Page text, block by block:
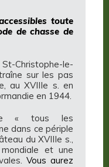
toute
de chasse de
Christophe-le-
sur les pas
au XVIIIe s. en
en 1944.
« tous les
dans ce périple
du XVIIIe s.,
et une
Vous aurez